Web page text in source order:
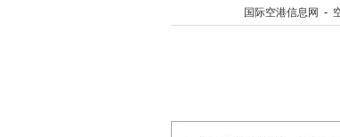
国际空港信息网 -